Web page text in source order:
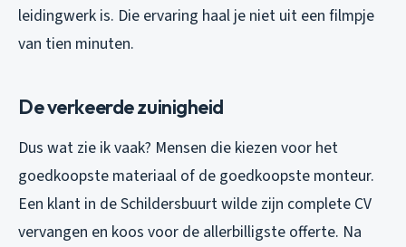
leidingwerk is. Die ervaring haal je niet uit een filmpje
van tien minuten.
De verkeerde zuinigheid
Dus wat zie ik vaak? Mensen die kiezen voor het
goedkoopste materiaal of de goedkoopste monteur.
Een klant in de Schildersbuurt wilde zijn complete CV
vervangen en koos voor de allerbilligste offerte. Na